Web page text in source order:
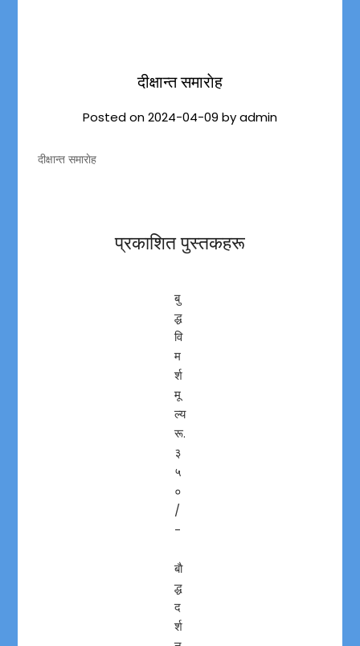
दीक्षान्त समाराेह
Posted on2024-04-09 byadmin
दीक्षान्त समाराेह
प्रकाशित पुस्तकहरू
बु
द्ध
वि
म
र्श
मू
ल्य
रू.
३
५
०
/
-
बाै
द्ध
द
र्श